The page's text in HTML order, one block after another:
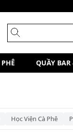
QUẦY
Học Viện Cà Phê